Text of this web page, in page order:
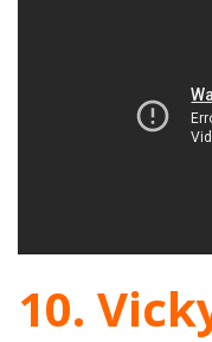
10.